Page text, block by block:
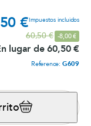
€Impuestos incluidos
Precio base
60,50 € -8,00 €
lugar de 60,50 €
Reference: G609